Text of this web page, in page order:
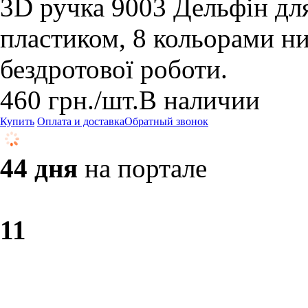
3D ручка 9003 Дельфін
пластиком, 8 кольорами
бездротової роботи.
460 грн./шт.В наличии
Купить Оплата и доставкаОбратный звонок
44 дня на портале
11